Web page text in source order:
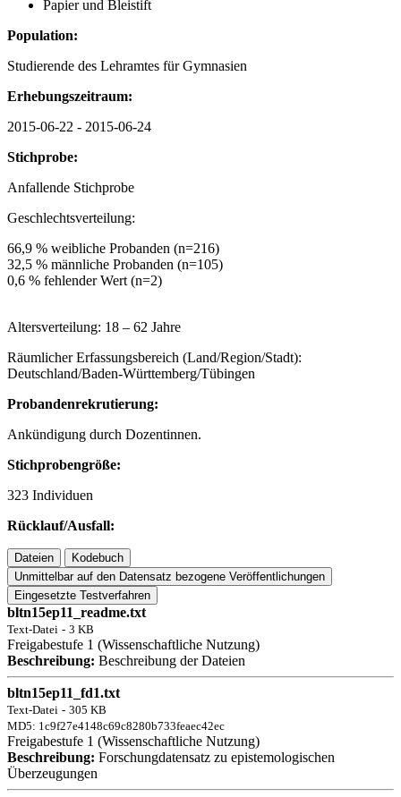
Papier und Bleistift
Population:
Studierende des Lehramtes für Gymnasien
Erhebungszeitraum:
2015-06-22 - 2015-06-24
Stichprobe:
Anfallende Stichprobe
Geschlechtsverteilung:
66,9 % weibliche Probanden (n=216)
32,5 % männliche Probanden (n=105)
0,6 % fehlender Wert (n=2)
Altersverteilung: 18 – 62 Jahre
Räumlicher Erfassungsbereich (Land/Region/Stadt):
Deutschland/Baden-Württemberg/Tübingen
Probandenrekrutierung:
Ankündigung durch Dozentinnen.
Stichprobengröße:
323 Individuen
Rücklauf/Ausfall:
Dateien
Kodebuch
Unmittelbar auf den Datensatz bezogene Veröffentlichungen
Eingesetzte Testverfahren
bltn15ep11_readme.txt
Text-Datei - 3 KB
Freigabestufe 1 (Wissenschaftliche Nutzung)
Beschreibung: Beschreibung der Dateien
bltn15ep11_fd1.txt
Text-Datei - 305 KB
MD5: 1c9f27e4148c69c8280b733feaec42ec
Freigabestufe 1 (Wissenschaftliche Nutzung)
Beschreibung: Forschungdatensatz zu epistemologischen
Überzeugungen